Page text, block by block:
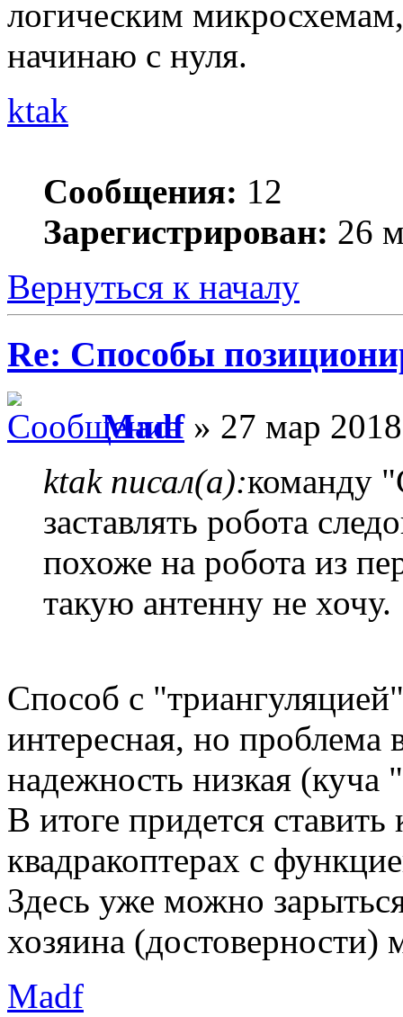
логическим
начинаю с нуля.
ktak
Сообщения: 12
Зарегистрирован: 26
Вернуться к началу
Re: Способы
Madf» 27 мар
ktak писал(а):команду
заставлять робота
похоже на робота из
такую антенну не хочу.
Способ с
интересная, но проблема
надежность низкая (куча
В итоге придется ставить
квадракоптерах с
Здесь уже можно
хозяина
Madf